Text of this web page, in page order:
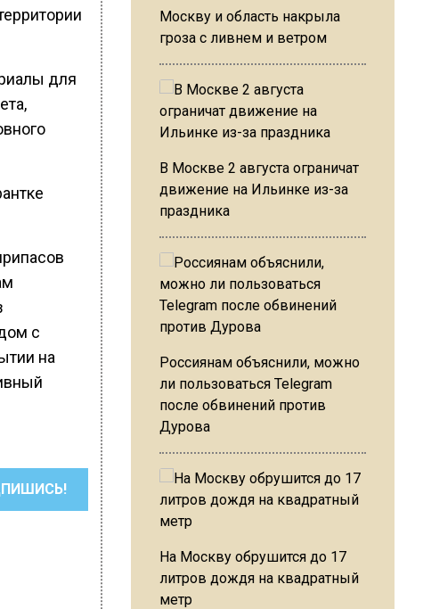
для
с
на
Москву и область накрыла
гроза с ливнем и ветром
В Москве 2 августа ограничат
движение на Ильинке из-за
праздника
Россиянам объяснили, можно
ли пользоваться Telegram
после обвинений против
Дурова
На Москву обрушится до 17
литров дождя на квадратный
метр